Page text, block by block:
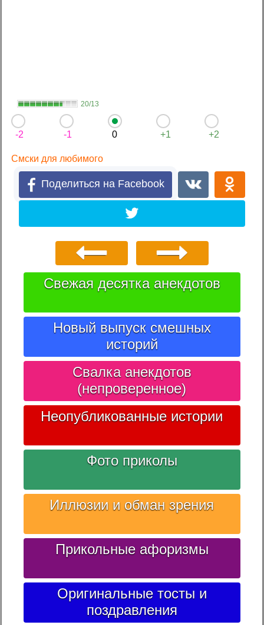
20/13
-2 -1 0 +1 +2
Смски для любимого
Поделиться на Facebook
Свежая десятка анекдотов
Новый выпуск смешных
историй
Свалка анекдотов
(непроверенное)
Неопубликованные истории
Фото приколы
Иллюзии и обман зрения
Прикольные афоризмы
Оригинальные тосты и
поздравления